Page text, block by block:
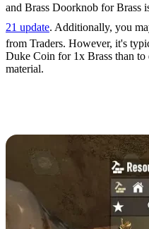
and Brass Doorknob for Brass
21 update. Additionally, you
from Traders. However, it's
Duke Coin for 1x Brass than to
material.